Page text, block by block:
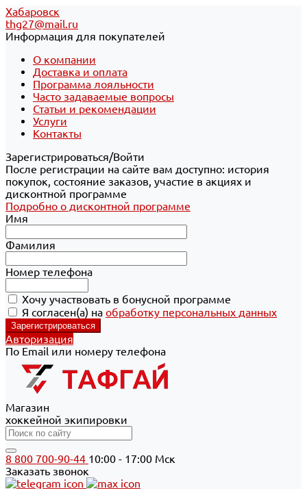
Хабаровск
thg27@mail.ru
Информация для покупателей
О компании
Доставка и оплата
Программа лояльности
Часто задаваемые вопросы
Статьи и рекомендации
Услуги
Контакты
Зарегистрироваться/Войти
После регистрации на сайте вам доступно: история
покупок, состояние заказов, участие в акциях и
дисконтной программе
Подробно о дисконтной программе
Имя
Фамилия
Номер телефона
Хочу участвовать в бонусной программе
Я согласен(а) на обработку персональных данных
Авторизация
По Email или номеру телефона
Магазин
хоккейной экипировки
8 800 700-90-44 10:00 - 17:00 Мск
Заказать звонок